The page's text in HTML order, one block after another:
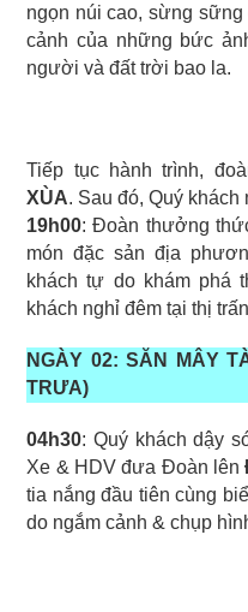
ngọn núi cao, sừng
cảnh của những bức
người và đất trời bao la.
Tiếp tục hành trình,
XÙA. Sau đó, Quý
19h00: Đoàn thưởng
món đặc sản địa
khách tự do khám phá
khách nghỉ đêm tại thị
NGÀY 02: SĂN MÂY
TRƯA)
04h30: Quý khách dậy
Xe & HDV đưa Đoàn lên
tia nắng đầu tiên cùng
do ngắm cảnh & chụp